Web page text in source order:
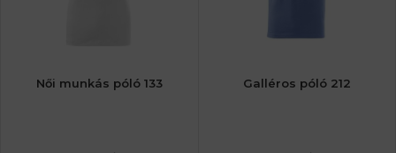
Női munkás póló 133 Galléros póló 212